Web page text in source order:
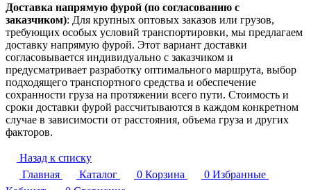
Доставка напрямую фурой (по согласованию с
заказчиком): Для крупных оптовых заказов или грузов,
требующих особых условий транспортировки, мы предлагаем
доставку напрямую фурой. Этот вариант доставки
согласовывается индивидуально с заказчиком и
предусматривает разработку оптимального маршрута, выбор
подходящего транспортного средства и обеспечение
сохранности груза на протяжении всего пути. Стоимость и
сроки доставки фурой рассчитываются в каждом конкретном
случае в зависимости от расстояния, объема груза и других
факторов.
Назад к списку
Главная
Каталог 0 Корзина 0 Избранные